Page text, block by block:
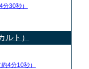
分30秒）
ルト）
約4分10秒）